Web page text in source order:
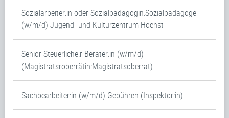
Sozialarbeiter:in oder Sozialpädagogin:Sozialpädagoge
(w/m/d) Jugend- und Kulturzentrum Höchst
Senior Steuerliche:r Berater:in (w/m/d)
(Magistratsroberrätin:Magistratsoberrat)
Sachbearbeiter:in (w/m/d) Gebühren (Inspektor:in)